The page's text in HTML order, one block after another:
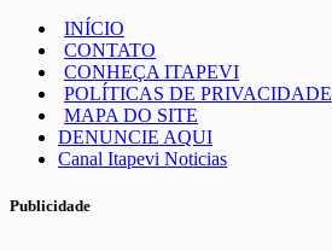
INÍCIO
CONTATO
CONHEÇA ITAPEVI
POLÍTICAS DE PRIVACIDADE
MAPA DO SITE
DENUNCIE AQUI
Canal Itapevi Noticias
Publicidade